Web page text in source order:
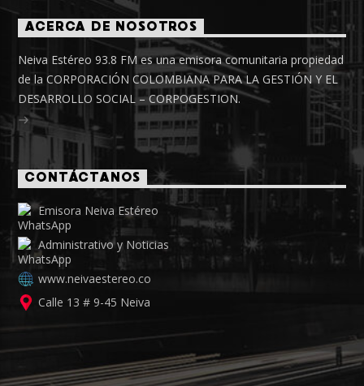
ACERCA DE NOSOTROS
Neiva Estéreo 93.8 FM es una emisora comunitaria propiedad
de la CORPORACIÓN COLOMBIANA PARA LA GESTIÓN Y EL
DESARROLLO SOCIAL – CORPOGESTION.
CONTÁCTANOS
Emisora Neiva Estéreo
Administrativo y Noticias
www.neivaestereo.co
Calle 13 # 9-45 Neiva